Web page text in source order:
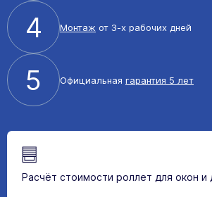
4 Монтаж от 3-х рабочих дней
5 Официальная гарантия 5 лет
Расчёт стоимости роллет для окон и